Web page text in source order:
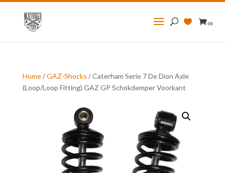
(0)
Home/GAZ-Shocks / Caterham Serie 7 De Dion Axle
(Loop/Loop Fitting) GAZ GP Schokdemper Voorkant